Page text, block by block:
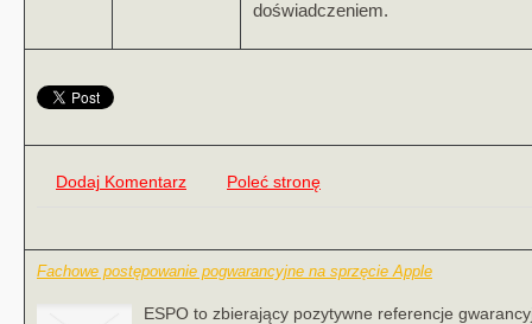
doświadczeniem.
Dodaj Komentarz Poleć stronę
Fachowe postępowanie pogwarancyjne na sprzęcie Apple
ESPO to zbierający pozytywne referencje